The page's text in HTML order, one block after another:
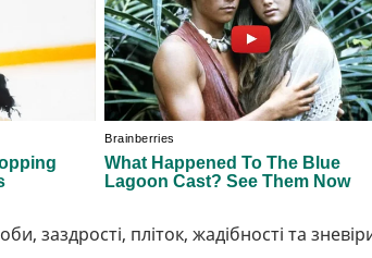
заздрості, пліток, жадібності та